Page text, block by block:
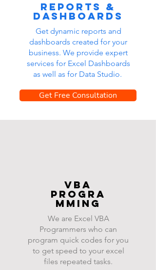
Reports &
dashboards
Get dynamic reports and
dashboards created for your
business. We provide expert
services for Excel Dashboards
as well as for Data Studio.
Get Free Consultation
VBA
progra
mming
We are Excel VBA
Programmers who can
program quick codes for you
to get speed to your excel
files repeated tasks.